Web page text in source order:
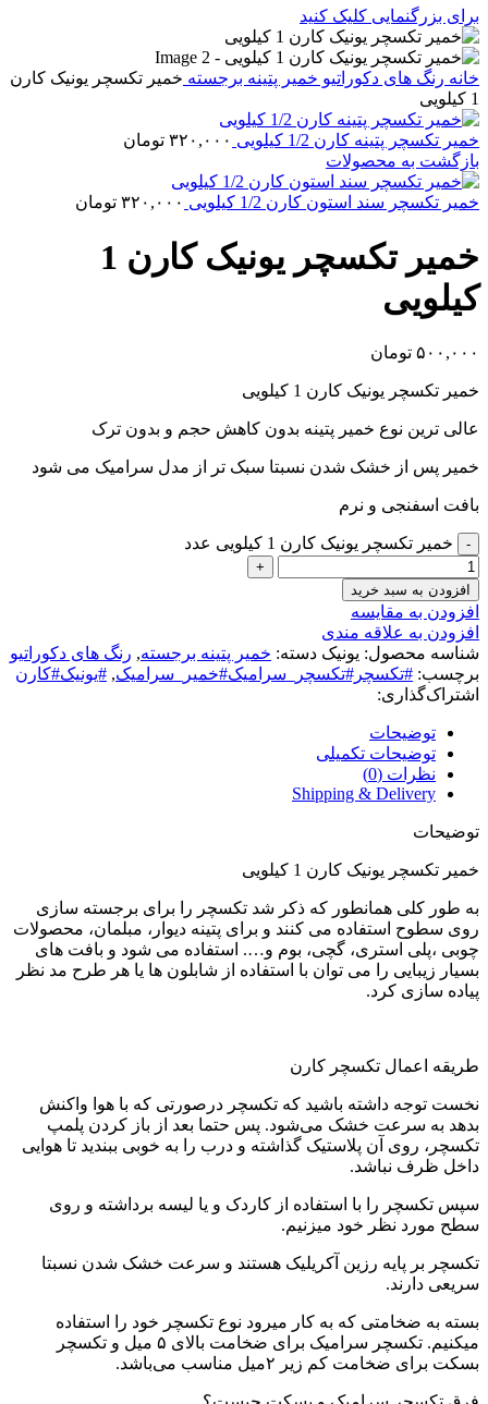
برای بزرگنمایی کلیک کنید
خانه رنگ های دکوراتیو خمیر پتینه برجسته خمیر تکسچر یونیک کارن
1 کیلویی
خمیر تکسچر پتینه کارن 1/2 کیلویی ۳۲۰,۰۰۰ تومان
بازگشت به محصولات
خمیر تکسچر سند استون کارن 1/2 کیلویی ۳۲۰,۰۰۰ تومان
خمیر تکسچر یونیک کارن 1
کیلویی
۵۰۰,۰۰۰ تومان
خمیر تکسچر یونیک کارن 1 کیلویی
عالی ترین نوع خمیر پتینه بدون کاهش حجم و بدون ترک
خمیر پس از خشک شدن نسبتا سبک تر از مدل سرامیک می شود
بافت اسفنجی و نرم
خمیر تکسچر یونیک کارن 1 کیلویی عدد
افزودن به سبد خرید
افزودن به مقایسه
افزودن به علاقه مندی
شناسه محصول: یونیک دسته: خمیر پتینه برجسته, رنگ های دکوراتیو
برچسب: #تکسچر#تکسچر_سرامیک#خمیر_سرامیک, #یونیک#کارن
اشتراک‌گذاری:
توضیحات
توضیحات تکمیلی
نظرات (0)
Shipping & Delivery
توضیحات
خمیر تکسچر یونیک کارن 1 کیلویی
به طور کلی همانطور که ذکر شد تکسچر را برای برجسته سازی
روی سطوح استفاده می کنند و برای پتینه دیوار، مبلمان، محصولات
چوبی ،پلی استری، گچی، بوم و…. استفاده می شود و بافت های
بسیار زیبایی را می توان با استفاده از شابلون ها یا هر طرح مد نظر
پیاده سازی کرد.
طریقه اعمال تکسچر کارن
نخست توجه داشته باشید که تکسچر درصورتی که با هوا واکنش
بدهد به سرعت خشک می‌شود. پس حتما بعد از باز کردن پلمپ
تکسچر، روی آن پلاستیک گذاشته و درب را به خوبی ببندید تا هوایی
داخل ظرف نباشد.
سپس تکسچر را با استفاده از کاردک و یا لیسه برداشته و روی
سطح مورد نظر خود میزنیم.
تکسچر بر پایه رزین آکریلیک هستند و سرعت خشک شدن نسبتا
سریعی دارند.
بسته به ضخامتی که به کار میرود نوع تکسچر خود را استفاده
میکنیم. تکسچر سرامیک برای ضخامت بالای ۵ میل و تکسچر
بسکت برای ضخامت کم زیر ۲میل مناسب می‌باشد.